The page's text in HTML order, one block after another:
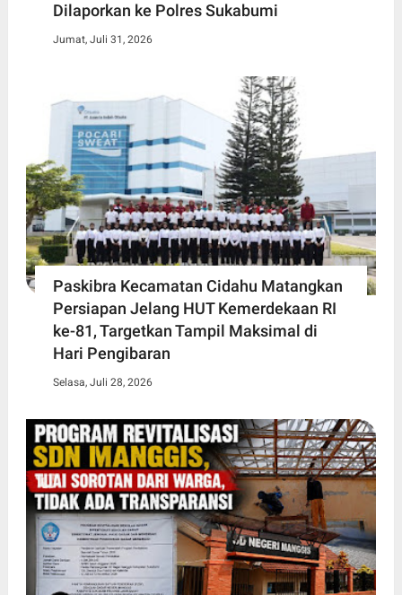
Dilaporkan ke Polres Sukabumi
Jumat, Juli 31, 2026
Paskibra Kecamatan Cidahu Matangkan
Persiapan Jelang HUT Kemerdekaan RI
ke-81, Targetkan Tampil Maksimal di
Hari Pengibaran
Selasa, Juli 28, 2026